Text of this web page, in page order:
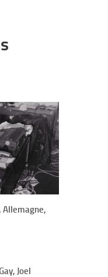
Allemagne,
Joel